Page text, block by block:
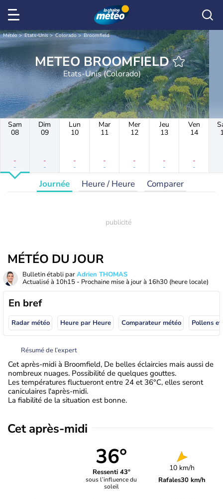
Météo Etats-Unis Colorado Broomfield
METEO BROOMFIELD
Etats-Unis (Colorado)
Sam
08
-
-
Dim
09
-
-
Lun
10
-
-
Mar
11
-
-
Mer
12
-
-
Jeu
13
-
-
Ven
14
-
-
Journée Heure / Heure Comparer
MÉTÉO DU JOUR
Bulletin établi parAdrien THOMAS
Actualisé à 10h15 - Prochaine mise à jour à 16h30 (heure locale)
En bref
Radar météo Heure par Heure Comparateur météo Pollens
Résumé de l’expert
Cet après-midi à Broomfield, De belles éclaircies mais aussi de
nombreux nuages. Possibilité de quelques gouttes.
Les températures fluctueront entre 24 et 36°C, elles seront
caniculaires l'après-midi.
La fiabilité de la situation est bonne.
Cet après-midi
36°
Ressenti 43°
sous l’influence du
soleil
10 km/h
Rafales30 km/h